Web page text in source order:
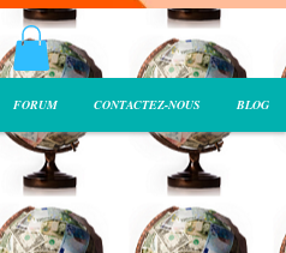
FORUM CONTACTEZ-NOUS BLOG